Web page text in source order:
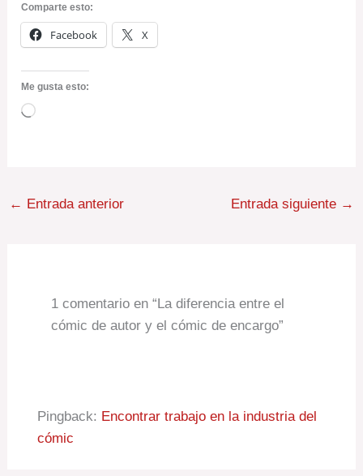
Comparte esto:
Facebook X
Me gusta esto:
Cargando...
← Entrada anterior Entrada siguiente →
1 comentario en “La diferencia entre el
cómic de autor y el cómic de encargo”
Pingback: Encontrar trabajo en la industria del
cómic